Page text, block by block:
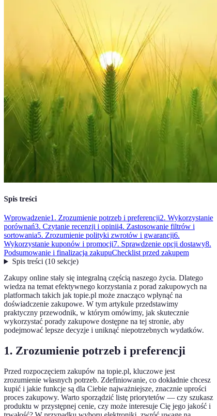
Spis treści
Wprowadzenie1. Zrozumienie potrzeb i preferencji2. Wykorzystanie
porównań3. Czytanie recenzji i opinii4. Zastosowanie filtrów i
sortowania5. Zrozumienie polityki zwrotów i gwarancji6.
Wykorzystanie kuponów i promocji7. Sprawdzenie opcji dostawy8.
Podsumowanie i finalizacja zakupuChecklist przed zakupem
Spis treści(10 sekcje)
Zakupy online stały się integralną częścią naszego życia. Dlatego
wiedza na temat efektywnego korzystania z porad zakupowych na
platformach takich jak topie.pl może znacząco wpłynąć na
doświadczenie zakupowe. W tym artykule przedstawimy
praktyczny przewodnik, w którym omówimy, jak skutecznie
wykorzystać porady zakupowe dostępne na tej stronie, aby
podejmować lepsze decyzje i uniknąć niepotrzebnych wydatków.
1. Zrozumienie potrzeb i preferencji
Przed rozpoczęciem zakupów na topie.pl, kluczowe jest
zrozumienie własnych potrzeb. Zdefiniowanie, co dokładnie chcesz
kupić i jakie funkcje są dla Ciebie najważniejsze, znacznie uprości
proces zakupowy. Warto sporządzić listę priorytetów — czy szukasz
produktu w przystępnej cenie, czy może interesuje Cię jego jakość i